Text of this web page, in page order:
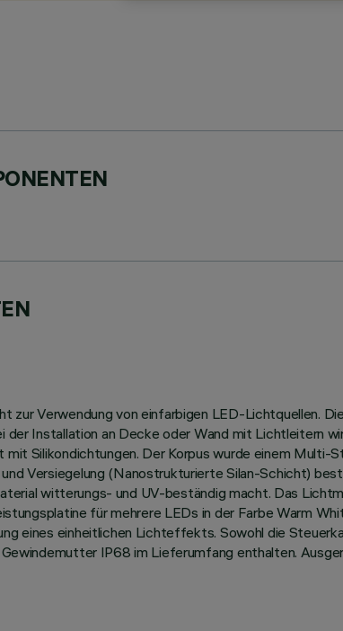
zur Verwendung von einfarbigen LED-Lichtquellen.
der Installation an Decke oder Wand mit Lichtleitern
mit Silikondichtungen. Der Korpus wurde einem
Versiegelung (Nanostrukturierte Silan-Schicht)
witterungs- und UV-beständig macht. Das
für mehrere LEDs in der Farbe Warm
eines einheitlichen Lichteffekts. Sowohl die
IP68 im Lieferumfang enthalten.